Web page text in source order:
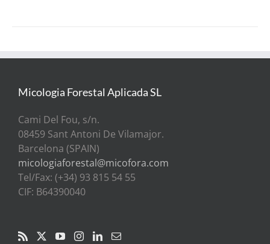
Micologia Forestal Aplicada SL
Cami Del Fou, s/n.
08459 Sant Antoni De Vilamajor.
Barcelona (SPAIN)
micologiaforestal@micofora.com
Tel/Fax: (+34) 93 815 54 55
CIF: B64390040